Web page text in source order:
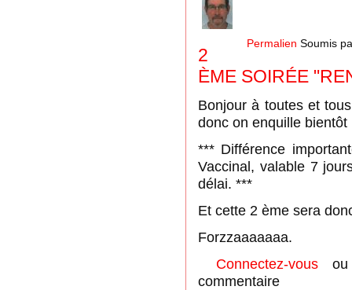
Permalien Soumis
2
ÈME SOIRÉE
Bonjour à toutes et
donc on enquille bientôt
*** Différence
Vaccinal, valable 7
délai. ***
Et cette 2 ème sera
Forzzaaaaaaa.
Connectez-vous
commentaire